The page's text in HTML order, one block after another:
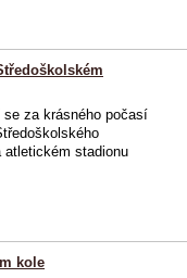
za krásného počasí
atletickém stadionu
kole